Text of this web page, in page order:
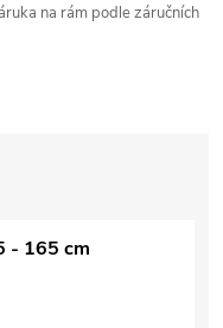
na rám podle záručních
- 165 cm